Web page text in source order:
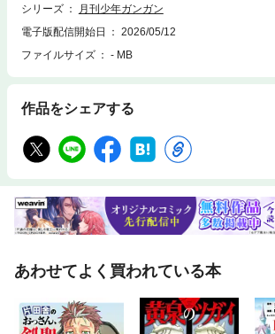
ーアイドル」せつなゆうこ／「恋と呼ぶにはささや
ラクター原案：はいむらきよたか／「魔女の旦那の
「僕の呪いの吸血姫」金井千咲貴／「戦隊レッド 異
ノ／「裏世界ピクニック」原作：宮澤伊織 作画：
ー原案：shirakaba／「読むたびに幸せを！」着ちよ
蘭島」藤代健／「FINAL FANTASY LOST
漫画：亀屋樹／「恋する国のアリス」原作：あざね
「魔剣士のストラグル」sigama
シリーズ
月刊少年ガンガン
電子版配信開始日
2026/05/12
ファイルサイズ
- MB
作品をシェアする
あわせてよく買われている本